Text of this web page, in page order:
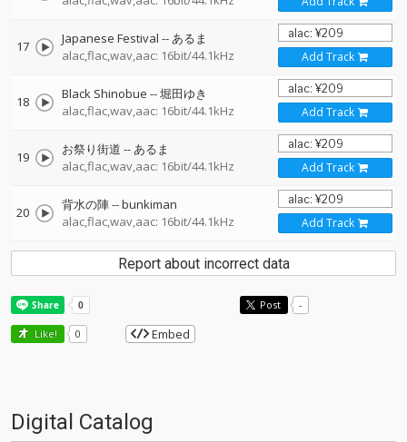
17 Japanese Festival --あるま
alac,flac,wav,aac: 16bit/44.1kHz
Add Track
18 Black Shinobue --堀田ゆき
alac,flac,wav,aac: 16bit/44.1kHz
Add Track
19 お祭り街道 --あるま
alac,flac,wav,aac: 16bit/44.1kHz
Add Track
20 背水の陣--bunkiman
alac,flac,wav,aac: 16bit/44.1kHz
Add Track
Report about incorrect data
Post -
Like! 0 Embed
Digital Catalog